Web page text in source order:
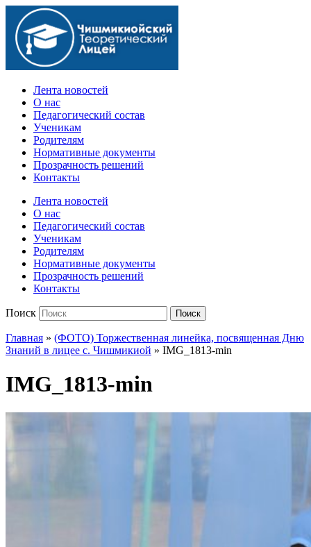
Официальный сайт учебного заведения
Лента новостей
О нас
Педагогический состав
Ученикам
Родителям
Нормативные документы
Прозрачность решений
Контакты
Лента новостей
О нас
Педагогический состав
Ученикам
Родителям
Нормативные документы
Прозрачность решений
Контакты
Поиск Поиск
Главная » (ФОТО) Торжественная линейка, посвященная Дню
Знаний в лицее с. Чишмикиой » IMG_1813-min
IMG_1813-min